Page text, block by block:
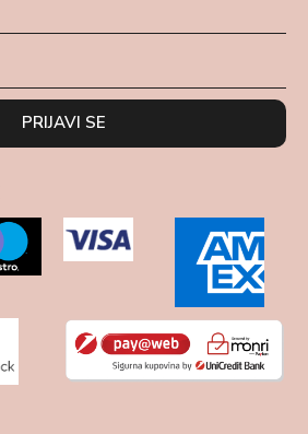
PRIJAVI SE